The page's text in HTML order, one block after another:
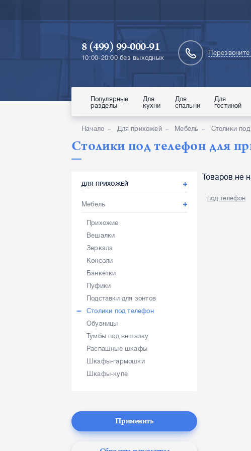
8 (499) 99-000-91
10:00-20:00 без выходных
Популярные
разделы
Для
кухни
Для
спальни
Для
гостиной
Начало Для прихожей Мебель Столики
Столики под телефон для
ДЛЯ ПРИХОЖЕЙ
Мебель
Прихожие
Вешалки
Зеркала
Консоли
Банкетки
Пуфики
Подставки для зонтов
Столики под телефон
Обувницы
Тумбы под вешалку
Распашные шкафы
Шкафы-гармошки
Шкафы-купе
Применить
Товаров не
под телефон